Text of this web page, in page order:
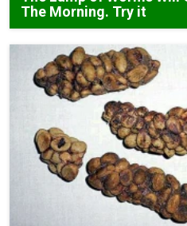
The Morning. Try it